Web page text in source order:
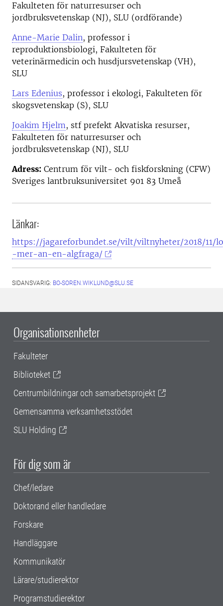
Fakulteten för naturresurser och
jordbruksvetenskap (NJ), SLU (ordförande)
Anne-Marie Dalin, professor i
reproduktionsbiologi, Fakulteten för
veterinärmedicin och husdjursvetenskap (VH),
SLU
Lars Edenius, professor i ekologi, Fakulteten för
skogsvetenskap (S), SLU
Joakim Hjelm, stf prefekt Akvatiska resurser,
Fakulteten för naturresurser och
jordbruksvetenskap (NJ), SLU
Adress: Centrum för vilt- och fiskforskning (CFW)
Sveriges lantbruksuniversitet 901 83 Umeå
Länkar:
https://jagareforbundet.se/vilt/viltnyheter/2018/11/
-mer-an-en-algfraga/
SIDANSVARIG: BO-SOREN.WIKLUND@SLU.SE
Organisationsenheter
Fakulteter
Biblioteket
Centrumbildningar och samarbetsprojekt
Gemensamma verksamhetsstödet
SLU Holding
För dig som är
Chef/ledare
Doktorand eller handledare
Forskare
Handläggare
Kommunikatör
Lärare/studierektor
Programstudierektor